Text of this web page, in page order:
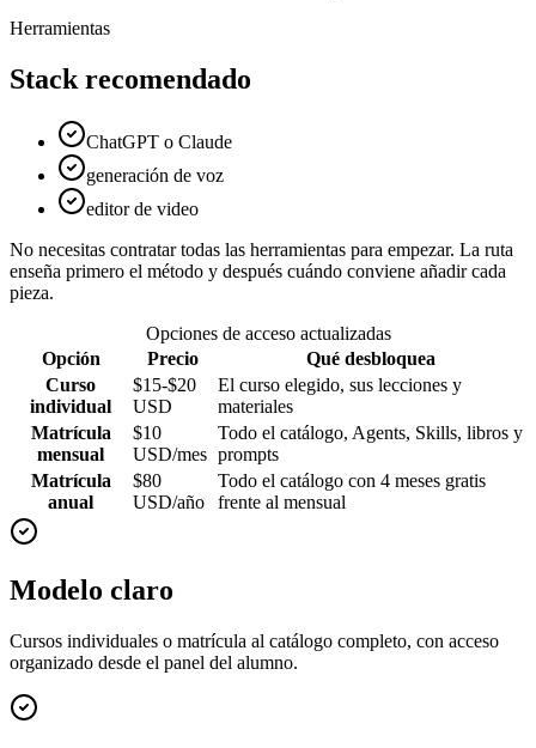
Herramientas
Stack recomendado
ChatGPT o Claude
generación de voz
editor de video
No necesitas contratar todas las herramientas para empezar. La ruta
enseña primero el método y después cuándo conviene añadir cada
pieza.
Opciones de acceso actualizadas
Opción
Precio
Qué desbloquea
Curso
individual
$15-$20
USD
El curso elegido, sus lecciones y
materiales
Matrícula
mensual
$10
USD/mes
Todo el catálogo, Agents, Skills, libros y
prompts
Matrícula
anual
$80
USD/año
Todo el catálogo con 4 meses gratis
frente al mensual
Modelo claro
Cursos individuales o matrícula al catálogo completo, con acceso
organizado desde el panel del alumno.